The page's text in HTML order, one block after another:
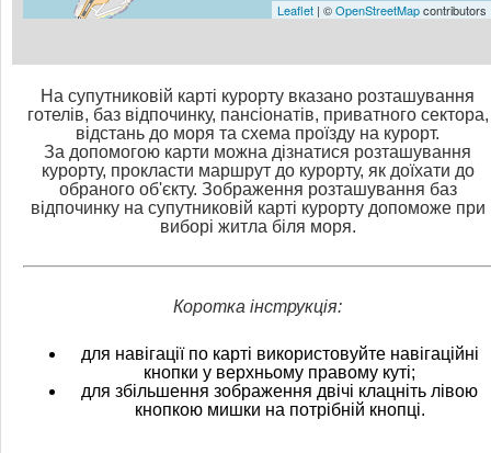
Leaflet | ©OpenStreetMapcontributors
На супутниковій карті курорту вказано розташування
готелів, баз відпочинку, пансіонатів, приватного сектора,
відстань до моря та схема проїзду на курорт.
За допомогою карти можна дізнатися розташування
курорту, прокласти маршрут до курорту, як доїхати до
обраного об'єкту. Зображення розташування баз
відпочинку на супутниковій карті курорту допоможе при
виборі житла біля моря.
Коротка інструкція:
для навігації по карті використовуйте навігаційні
кнопки у верхньому правому куті;
для збільшення зображення двічі клацніть лівою
кнопкою мишки на потрібній кнопці.